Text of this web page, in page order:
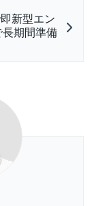
新型エン
期間準備